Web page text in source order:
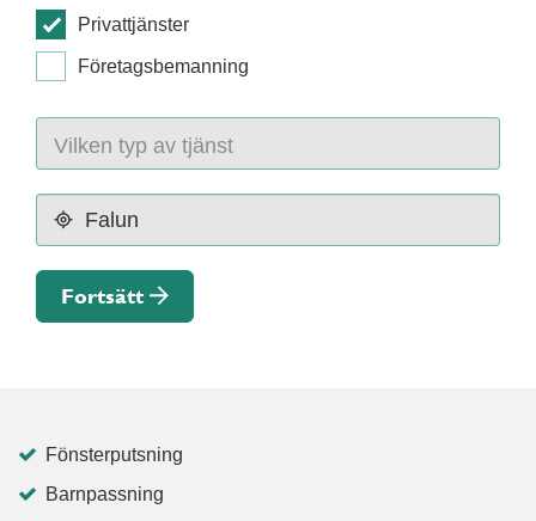
Privattjänster
Företagsbemanning
Fortsätt
Fönsterputsning
Barnpassning